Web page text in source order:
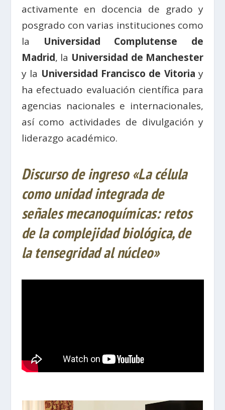
activamente en docencia de grado y
posgrado con varias instituciones como
la Universidad Complutense de
Madrid, la Universidad de Manchester
y la Universidad Francisco de Vitoria y
ha efectuado evaluación científica para
agencias nacionales e internacionales,
así como actividades de divulgación y
liderazgo académico.
Discurso de ingreso «La célula
como unidad integrada de
señales mecanoquímicas: retos
de la complejidad biológica, de
la tensegridad al núcleo»